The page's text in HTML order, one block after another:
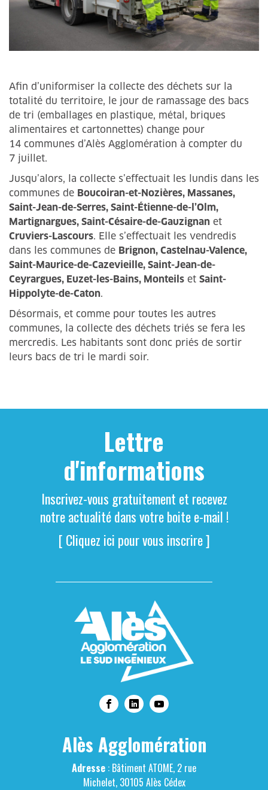
Afin d’uniformiser la collecte des déchets sur la
totalité du territoire, le jour de ramassage des bacs
de tri (emballages en plastique, métal, briques
alimentaires et cartonnettes) change pour
14 communes d’Alès Agglomération à compter du
7 juillet.
Jusqu’alors, la collecte s’effectuait les lundis dans les
communes de Boucoiran-et-Nozières, Massanes,
Saint-Jean-de-Serres, Saint-Étienne-de-l’Olm,
Martignargues, Saint-Césaire-de-Gauzignan et
Cruviers-Lascours. Elle s’effectuait les vendredis
dans les communes de Brignon, Castelnau-Valence,
Saint-Maurice-de-Cazevieille, Saint-Jean-de-
Ceyrargues, Euzet-les-Bains, Monteils et Saint-
Hippolyte-de-Caton.
Désormais, et comme pour toutes les autres
communes, la collecte des déchets triés se fera les
mercredis. Les habitants sont donc priés de sortir
leurs bacs de tri le mardi soir.
Lettre
d'informations
Inscrivez-vous gratuitement et recevez
notre actualité dans votre boite e-mail !
[ Cliquez ici pour vous inscrire ]
Alès Agglomération
Adresse : Bâtiment ATOME, 2 rue
Michelet, 30105 Alès Cédex